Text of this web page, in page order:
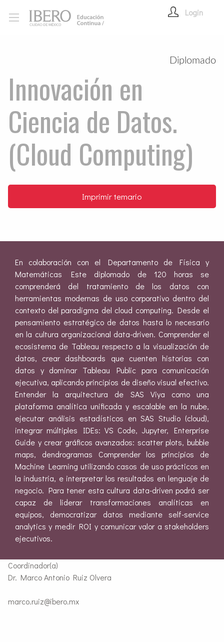
Login
Diplomado
Innovación en
Ciencia de Datos.
(Cloud Computing)
Imprimir temario
En colaboración con el Departamento de Física y
Matemáticas Este diplomado de 120 horas se
comprenderá del tratamiento de los datos con
herramientas modernas de uso corporativo dentro del
contexto del paradigma del cloud computing. Desde el
pensamiento estratégico de datos hasta lo necesario
en la cultura organizacional data-driven. Comprender el
ecosistema de Tableau respecto a la visualización de
datos, crear dashboards que cuenten historias con
datos y dominar Tableau Public para comunicación
ejecutiva, aplicando principios de diseño visual efectivo.
Entender la arquitectura de SAS Viya como una
plataforma analítica unificada y escalable en la nube,
ejecutar análisis estadísticos en SAS Studio (cloud),
integrar múltiples IDEs: VS Code, Jupyter, Enterprise
Guide y crear gráficos avanzados: scatter plots, bubble
maps, dendrogramas Comprender los principios de
Machine Learning utilizando casos de uso prácticos en
la industria, e interpretar los resultados en lenguaje de
negocio. Para tener esta cultura data-driven podrá ser
capaz de liderar transformaciones analíticas en
equipos, democratizar datos mediante self-service
analytics y medir ROI y comunicar valor a stakeholders
ejecutivos.
Coordinador(a)
Dr. Marco Antonio Ruiz Olvera
marco.ruiz@ibero.mx